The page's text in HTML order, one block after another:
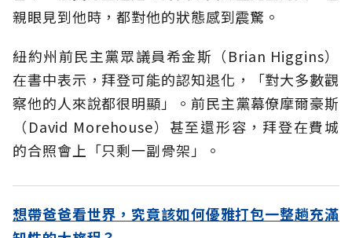
親眼見到他時，都對他的狀態感到震驚。
紐約州前民主黨眾議員希金斯（Brian Higgins）
在書中表示，拜登可能的認知退化，「對大多數觀
察他的人來說都很明顯」。前民主黨幕僚摩爾豪斯
（David Morehouse）甚至還形容，拜登在費城
的合照會上「只剩一副骨架」。
想帶爸爸看世界，究竟該如何優雅打包一整趟充滿